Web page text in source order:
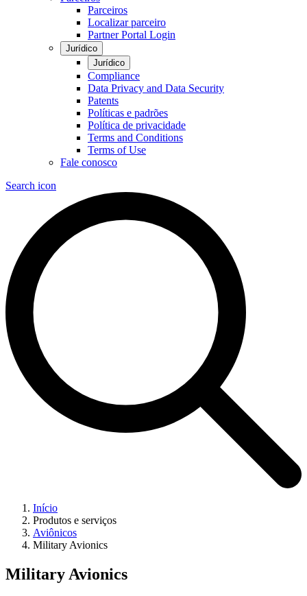
Parceiros
Localizar parceiro
Partner Portal Login
Jurídico
Jurídico
Compliance
Data Privacy and Data Security
Patents
Políticas e padrões
Política de privacidade
Terms and Conditions
Terms of Use
Fale conosco
Search icon
Início
Produtos e serviços
Aviônicos
Military Avionics
Military Avionics